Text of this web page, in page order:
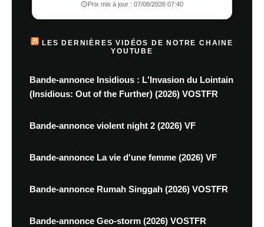
Prix mis à jour : 07/08/2026 07:40
LES DERNIÈRES VIDÉOS DE NOTRE CHAINE
YOUTUBE
Bande-annonce Insidious : L'Invasion du Lointain
(Insidious: Out of the Further) (2026) VOSTFR
Bande-annonce violent night 2 (2026) VF
Bande-annonce La vie d'une femme (2026) VF
Bande-annonce Rumah Singgah (2026) VOSTFR
Bande-annonce Geo-storm (2026) VOSTFR